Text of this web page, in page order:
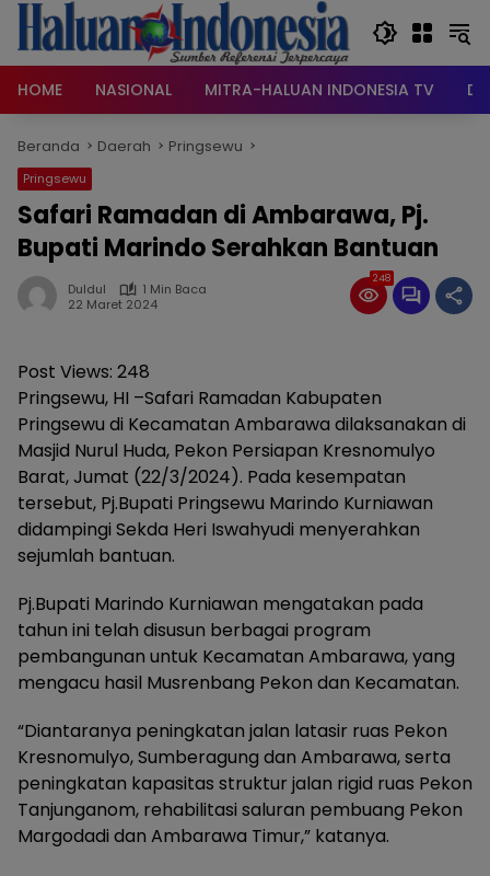
Langsung
konten
HOME
NASIONAL MITRA-HALUAN INDONESIA TV
Beranda Daerah Pringsewu
Pringsewu
Safari Ramadan di Ambarawa, Pj.
Bupati Marindo Serahkan Bantuan
Duldul
1 Min Baca
22 Maret 2024
248
Post Views: 248
Pringsewu, HI –Safari Ramadan Kabupaten
Pringsewu di Kecamatan Ambarawa dilaksanakan di
Masjid Nurul Huda, Pekon Persiapan Kresnomulyo
Barat, Jumat (22/3/2024). Pada kesempatan
tersebut, Pj.Bupati Pringsewu Marindo Kurniawan
didampingi Sekda Heri Iswahyudi menyerahkan
sejumlah bantuan.
Pj.Bupati Marindo Kurniawan mengatakan pada
tahun ini telah disusun berbagai program
pembangunan untuk Kecamatan Ambarawa, yang
mengacu hasil Musrenbang Pekon dan Kecamatan.
“Diantaranya peningkatan jalan latasir ruas Pekon
Kresnomulyo, Sumberagung dan Ambarawa, serta
peningkatan kapasitas struktur jalan rigid ruas Pekon
Tanjunganom, rehabilitasi saluran pembuang Pekon
Margodadi dan Ambarawa Timur,” katanya.